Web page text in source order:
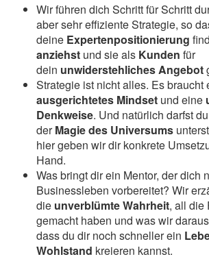
Wir führen dich Schritt für Schritt
aber sehr effiziente Strategie, so
deine Expertenpositionierung
anziehst und sie als Kunden für
dein unwiderstehliches Angebot
Strategie ist nicht alles. Es braucht
ausgerichtetes Mindset und eine
Denkweise. Und natürlich darfst
derMagie des Universums
hier geben wir dir konkrete
Hand.
Was bringt dir ein Mentor, der dich
Businessleben vorbereitet? Wir
die unverblümte Wahrheit, all die
gemacht haben und was wir
dass du dir noch schneller ein
Wohlstand kreieren kannst.